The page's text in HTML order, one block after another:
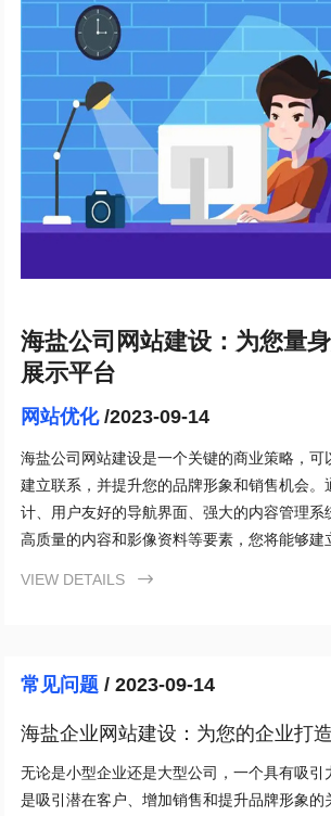
海盐公司网站建设：为您量
展示平台
网站优化 /2023-09-14
海盐公司网站建设是一个关键的商业策略，可
建立联系，并提升您的品牌形象和销售机会。
计、用户友好的导航界面、强大的内容管理系
高质量的内容和影像资料等要素，您将能够建
VIEW DETAILS 
常见问题 / 2023-09-14
海盐企业网站建设：为您的企业打
无论是小型企业还是大型公司，一个具有吸引
是吸引潜在客户、增加销售和提升品牌形象的